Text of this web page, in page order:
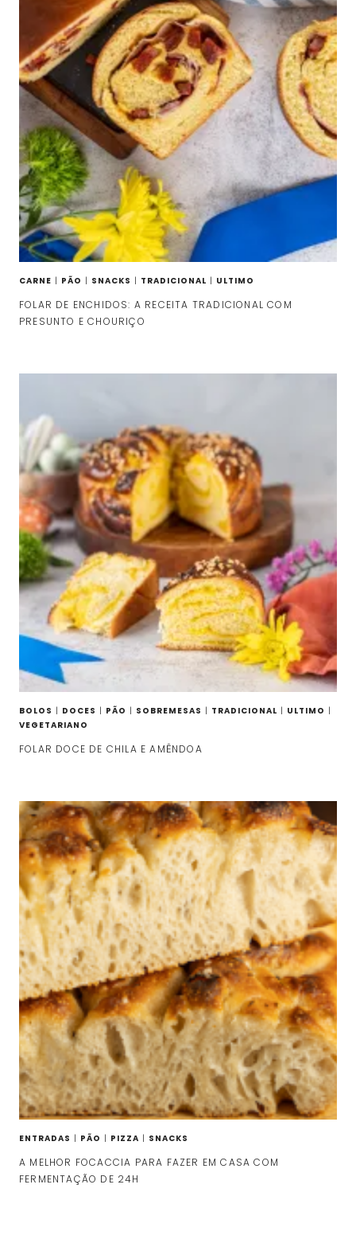
CARNE | PÃO | SNACKS | TRADICIONAL | ULTIMO
FOLAR DE ENCHIDOS: A RECEITA TRADICIONAL COM
PRESUNTO E CHOURIÇO
BOLOS | DOCES | PÃO | SOBREMESAS | TRADICIONAL | ULTIMO |
VEGETARIANO
FOLAR DOCE DE CHILA E AMÊNDOA
ENTRADAS | PÃO | PIZZA | SNACKS
A MELHOR FOCACCIA PARA FAZER EM CASA COM
FERMENTAÇÃO DE 24H